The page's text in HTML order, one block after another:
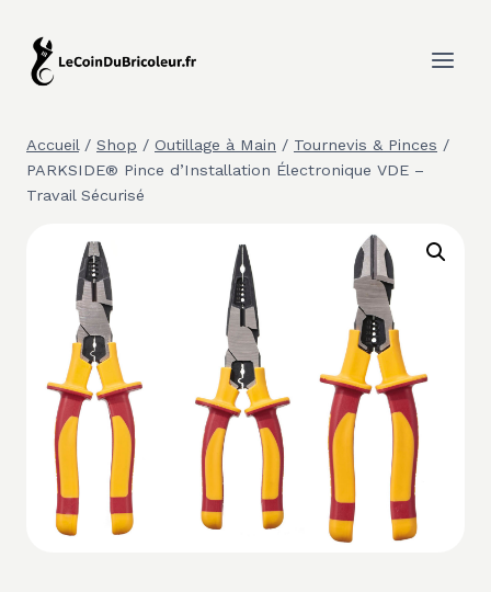
contenu
Accueil / Shop / Outillage à Main / Tournevis & Pinces /
PARKSIDE® Pince d’Installation Électronique VDE –
Travail Sécurisé